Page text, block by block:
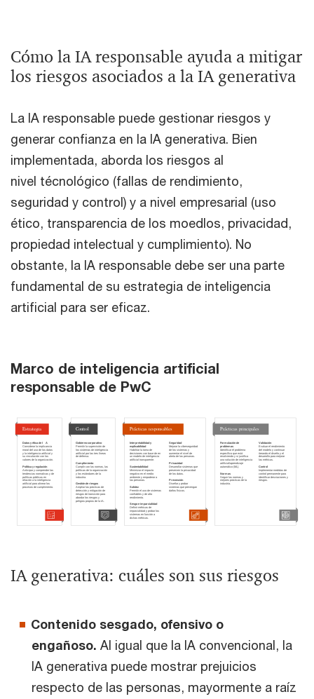
Cómo la IA responsable ayuda a mitigar
los riesgos asociados a la IA generativa
La IA responsable puede gestionar riesgos y
generar confianza en la IA generativa. Bien
implementada, aborda los riesgos al
nivel técnológico (fallas de rendimiento,
seguridad y control) y a nivel empresarial (uso
ético, transparencia de los moedlos, privacidad,
propiedad intelectual y cumplimiento). No
obstante, la IA responsable debe ser una parte
fundamental de su estrategia de inteligencia
artificial para ser eficaz.
Marco de inteligencia artificial
responsable de PwC
IA generativa: cuáles son sus riesgos
Contenido sesgado, ofensivo o
engañoso. Al igual que la IA convencional, la
IA generativa puede mostrar prejuicios
respecto de las personas, mayormente a raíz